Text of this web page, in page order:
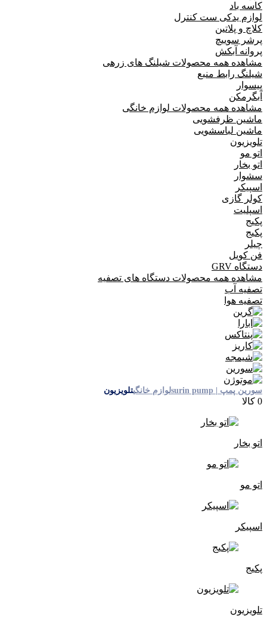
کاسه باد
لوازم یدکی ست کنترل
کلاچ و پلاتین
پرشر سوییچ
پروانه آبکش
مشاهده همه محصولات شیلنگ های زرهی
شیلنگ رابط منبع
پیسوار
آبگرمکن
مشاهده همه محصولات لوازم خانگی
ماشین ظرفشویی
ماشین لباسشویی
تلویزیون
اتو مو
اتو بخار
سشوار
اسپیکر
کولر گازی
اسپلیت
پکیج
پکیج
چیلر
فن کویل
دستگاه GRV
مشاهده همه محصولات دستگاه های تصفیه
تصفیه آب
تصفیه هوا
سورین پمپ | surin pump لوازم خانگیتلویزیون
0 کالا
اتو بخار
اتو مو
اسپیکر
پکیج
تلویزیون